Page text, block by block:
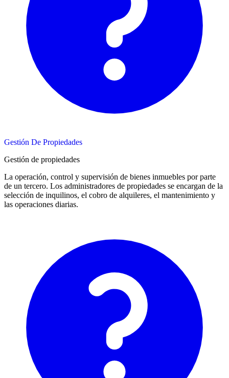
Gestión De Propiedades
Gestión de propiedades
La operación, control y supervisión de bienes inmuebles por parte
de un tercero. Los administradores de propiedades se encargan de la
selección de inquilinos, el cobro de alquileres, el mantenimiento y
las operaciones diarias.